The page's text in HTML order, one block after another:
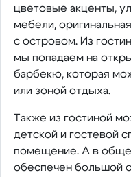
цветовые акценты,
мебели,
с островом. Из
мы попадаем на
барбекю, которая
или зоной отдыха.
Также из гостиной
детской и гостевой
помещение. А в
обеспечен большой